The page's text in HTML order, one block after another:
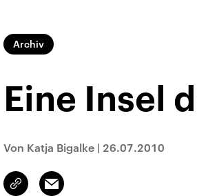
Archiv
Eine Insel
Von Katja Bigalke | 26.07.2010
Link
kopieren/teilen
Email